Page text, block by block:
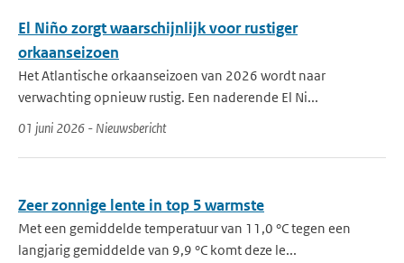
El Niño zorgt waarschijnlijk voor rustiger
orkaanseizoen
Het Atlantische orkaanseizoen van 2026 wordt naar
verwachting opnieuw rustig. Een naderende El Ni...
01 juni 2026 - Nieuwsbericht
Zeer zonnige lente in top 5 warmste
Met een gemiddelde temperatuur van 11,0 °C tegen een
langjarig gemiddelde van 9,9 °C komt deze le...